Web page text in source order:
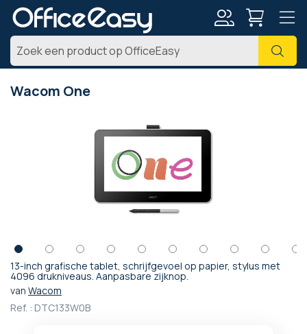
Zoek
Wacom One
13-inch grafische tablet, schrijfgevoel op papier, stylus met
4096 drukniveaus. Aanpasbare zijknop.
van Wacom
Ref. : DTC133W0B
Ga
naar
begin